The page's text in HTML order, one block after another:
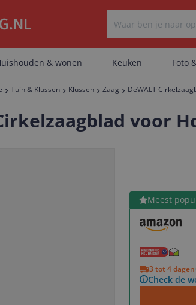
& wonen Keuken Foto
Tuin & Klussen Klussen Zaag DeWALT
voor
Meest
3 tot 4 dagen
Check de
Bekijk product